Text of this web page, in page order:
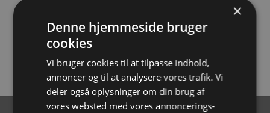
64,00kr.
LÆS MERE
×
Denne hjemmeside bruger
cookies
Vi bruger cookies til at tilpasse indhold,
annoncer og til at analysere vores trafik. Vi
deler også oplysninger om din brug af
vores websted med vores annoncerings-